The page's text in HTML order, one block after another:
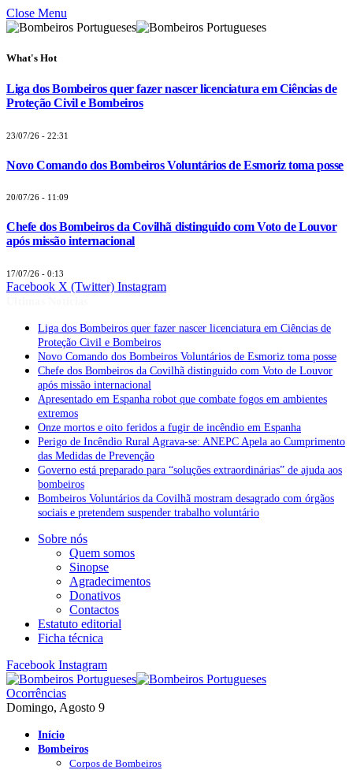
Close Menu
What's Hot
Liga dos Bombeiros quer fazer nascer licenciatura em Ciências de
Proteção Civil e Bombeiros
23/07/26 - 22:31
Novo Comando dos Bombeiros Voluntários de Esmoriz toma posse
20/07/26 - 11:09
Chefe dos Bombeiros da Covilhã distinguido com Voto de Louvor
após missão internacional
17/07/26 - 0:13
Facebook X (Twitter) Instagram
Liga dos Bombeiros quer fazer nascer licenciatura em Ciências de
Proteção Civil e Bombeiros
Novo Comando dos Bombeiros Voluntários de Esmoriz toma posse
Chefe dos Bombeiros da Covilhã distinguido com Voto de Louvor
após missão internacional
Apresentado em Espanha robot que combate fogos em ambientes
extremos
Onze mortos e oito feridos a fugir de incêndio em Espanha
Perigo de Incêndio Rural Agrava-se: ANEPC Apela ao Cumprimento
das Medidas de Prevenção
Governo está preparado para “soluções extraordinárias” de ajuda aos
bombeiros
Bombeiros Voluntários da Covilhã mostram desagrado com órgãos
sociais e pretendem suspender trabalho voluntário
Sobre nós
Quem somos
Sinopse
Agradecimentos
Donativos
Contactos
Estatuto editorial
Ficha técnica
Facebook Instagram
Ocorrências
Domingo, Agosto 9
Início
Bombeiros
Corpos de Bombeiros